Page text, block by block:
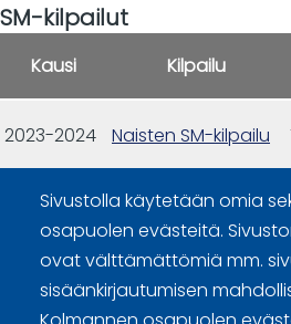
SM-kilpailut
Kausi Kilpailu
2023-2024 Naisten SM-kilpailu
Sivustolla käytetään omia
osapuolen evästeitä.
ovat välttämättömiä mm.
sisäänkirjautumisen